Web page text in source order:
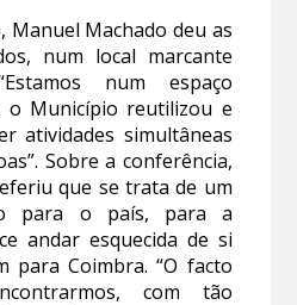
Manuel Machado deu as
num local marcante
num espaço
o Município reutilizou e
atividades simultâneas
Sobre a conferência,
que se trata de um
para o país, para a
andar esquecida de si
para Coimbra. “O facto
com tão